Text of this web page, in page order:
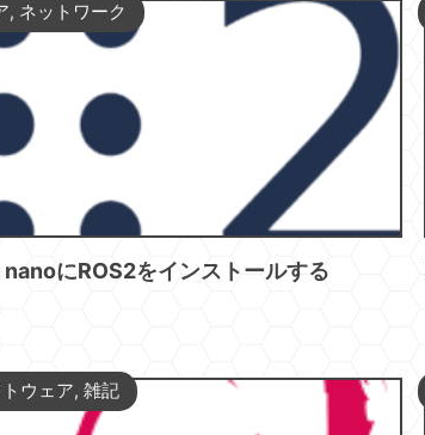
, ネットワーク
にROS2をインストールする
ウェア, 雑記